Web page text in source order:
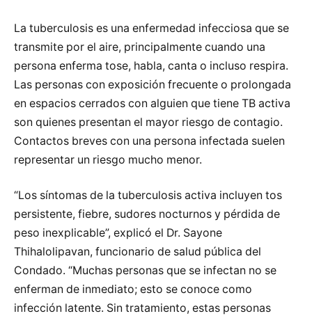
La tuberculosis es una enfermedad infecciosa que se
transmite por el aire, principalmente cuando una
persona enferma tose, habla, canta o incluso respira.
Las personas con exposición frecuente o prolongada
en espacios cerrados con alguien que tiene TB activa
son quienes presentan el mayor riesgo de contagio.
Contactos breves con una persona infectada suelen
representar un riesgo mucho menor.
“Los síntomas de la tuberculosis activa incluyen tos
persistente, fiebre, sudores nocturnos y pérdida de
peso inexplicable”, explicó el Dr. Sayone
Thihalolipavan, funcionario de salud pública del
Condado. “Muchas personas que se infectan no se
enferman de inmediato; esto se conoce como
infección latente. Sin tratamiento, estas personas